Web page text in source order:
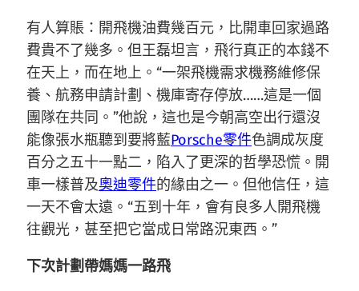
有人算賬：開飛機油費幾百元，比開車回家過路
費貴不了幾多。但王磊坦言，飛行真正的本錢不
在天上，而在地上。“一架飛機需求機務維修保
養、航務申請計劃、機庫寄存停放……這是一個
團隊在共同。”他說，這也是今朝高空出行還沒
能像張水瓶聽到要將藍Porsche零件色調成灰度
百分之五十一點二，陷入了更深的哲學恐慌。開
車一樣普及奧迪零件的緣由之一。但他信任，這
一天不會太遠。“五到十年，會有良多人開飛機
往觀光，甚至把它當成日常路況東西。”
下次計劃帶媽媽一路飛